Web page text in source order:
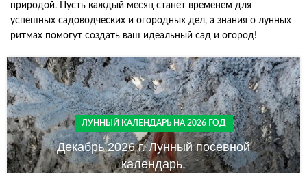
природой. Пусть каждый месяц станет временем для
успешных садоводческих и огородных дел, а знания о лунных
ритмах помогут создать ваш идеальный сад и огород!
ЛУННЫЙ КАЛЕНДАРЬ НА 2026 ГОД
Декабрь 2026 г. Лунный посевной
календарь.